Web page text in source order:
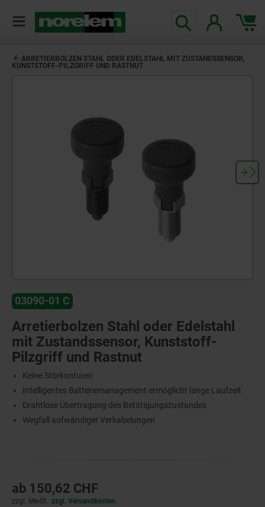
ARRETIERBOLZEN STAHL ODER EDELSTAHL MIT ZUSTANDSSENSOR,
KUNSTSTOFF-PILZGRIFF UND RASTNUT
03090-01 C
Arretierbolzen Stahl oder Edelstahl
mit Zustandssensor, Kunststoff-
Pilzgriff und Rastnut
Keine Störkonturen
Intelligentes Batteriemanagement ermöglicht lange Laufzeit
Drahtlose Übertragung des Betätigungszustandes
Wegfall aufwändiger Verkabelungen
ab 150,62 CHF
zzgl. MwSt. zzgl. Versandkosten